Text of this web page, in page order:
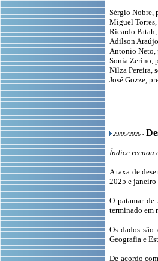
Sérgio Nobre,
Miguel
Ricardo
Adilson
Antonio Neto,
Sonia Zerino,
Nilza Pereira,
José Gozze,
29/05/2026 -
Índice recuou
A taxa de
2025 e janeiro
O patamar de
terminado em
Os dados
Geografia e
De acordo